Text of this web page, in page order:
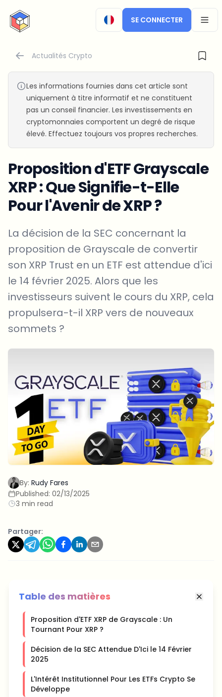
CryptoTicker
SE CONNECTER
Actualités Crypto
Les informations fournies dans cet article sont
uniquement à titre informatif et ne constituent
pas un conseil financier. Les investissements en
cryptomonnaies comportent un degré de risque
élevé. Effectuez toujours vos propres recherches.
Proposition d'ETF Grayscale
XRP : Que Signifie-t-Elle
Pour l'Avenir de XRP ?
La décision de la SEC concernant la
proposition de Grayscale de convertir
son XRP Trust en un ETF est attendue d'ici
le 14 février 2025. Alors que les
investisseurs suivent le cours du XRP, cela
propulsera-t-il XRP vers de nouveaux
sommets ?
By: Rudy Fares
Published: 02/13/2025
3 min read
Partager:
Table des matières
Proposition d'ETF XRP de Grayscale : Un
Tournant Pour XRP ?
Décision de la SEC Attendue D'Ici le 14 Février
2025
L'Intérêt Institutionnel Pour Les ETFs Crypto Se
Développe